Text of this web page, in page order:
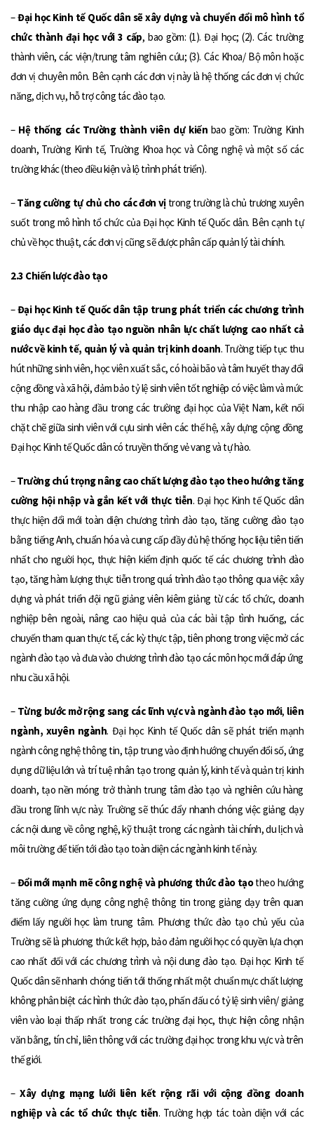
–Đại học Kinh tế Quốc dân sẽ xây dựng và chuyển đổi mô hình tổ
chức thành đại học với 3 cấp, bao gồm: (1). Đại học; (2). Các trường
thành viên, các viện/trung tâm nghiên cứu; (3). Các Khoa/ Bộ môn hoặc
đơn vị chuyên môn. Bên cạnh các đơn vị này là hệ thống các đơn vị chức
năng, dịch vụ, hỗ trợ công tác đào tạo.
– Hệ thống các Trường thành viên dự kiến bao gồm: Trường Kinh
doanh, Trường Kinh tế, Trường Khoa học và Công nghệ và một số các
trường khác (theo điều kiện và lộ trình phát triển).
–Tăng cường tự chủ cho các đơn vị trong trường là chủ trương xuyên
suốt trong mô hình tổ chức của Đại học Kinh tế Quốc dân. Bên cạnh tự
chủ về học thuật, các đơn vị cũng sẽ được phân cấp quản lý tài chính.
2.3 Chiến lược đào tạo
–Đại học Kinh tế Quốc dân tập trung phát triển các chương trình
giáo dục đại học đào tạo nguồn nhân lực chất lượng cao nhất cả
nướcvề kinh tế, quản lý và quản trị kinh doanh. Trường tiếp tục thu
hút những sinh viên, học viên xuất sắc, có hoài bão và tâm huyết thay đổi
cộng đồng và xã hội, đảm bảo tỷ lệ sinh viên tốt nghiệp có việc làm và mức
thu nhập cao hàng đầu trong các trường đại học của Việt Nam, kết nối
chặt chẽ giữa sinh viên với cựu sinh viên các thế hệ, xây dựng cộng đồng
Đại học Kinh tế Quốc dân có truyền thống vẻ vang và tự hào.
–Trường chú trọng nâng cao chất lượng đào tạo theo hướng tăng
cường hội nhập và gắn kết với thực tiễn. Đại học Kinh tế Quốc dân
thực hiện đổi mới toàn diện chương trình đào tạo, tăng cường đào tạo
bằng tiếng Anh, chuẩn hóa và cung cấp đầy đủ hệ thống học liệu tiên tiến
nhất cho người học, thực hiện kiểm định quốc tế các chương trình đào
tạo, tăng hàm lượng thực tiễn trong quá trình đào tạo thông qua việc xây
dựng và phát triển đội ngũ giảng viên kiêm giảng từ các tổ chức, doanh
nghiệp bên ngoài, nâng cao hiệu quả của các bài tập tình huống, các
chuyến tham quan thực tế, các kỳ thực tập, tiên phong trong việc mở các
ngành đào tạo và đưa vào chương trình đào tạo các môn học mới đáp ứng
nhu cầu xã hội.
– Từng bước mở rộng sang các lĩnh vực và ngành đào tạo mới, liên
ngành, xuyên ngành. Đại học Kinh tế Quốc dân sẽ phát triển mạnh
ngành công nghệ thông tin, tập trung vào định hướng chuyển đổi số, ứng
dụng dữ liệu lớn và trí tuệ nhân tạo trong quản lý, kinh tế và quản trị kinh
doanh, tạo nền móng trở thành trung tâm đào tạo và nghiên cứu hàng
đầu trong lĩnh vực này. Trường sẽ thúc đẩy nhanh chóng việc giảng dạy
các nội dung về công nghệ, kỹ thuật trong các ngành tài chính, du lịch và
môi trường để tiến tới đào tạo toàn diện các ngành kinh tế này.
–Đổi mới mạnh mẽ công nghệ và phương thức đào tạotheo hướng
tăng cường ứng dụng công nghệ thông tin trong giảng dạy trên quan
điểm lấy người học làm trung tâm. Phương thức đào tạo chủ yếu của
Trường sẽ là phương thức kết hợp, bảo đảm người học có quyền lựa chọn
cao nhất đối với các chương trình và nội dung đào tạo. Đại học Kinh tế
Quốc dân sẽ nhanh chóng tiến tới thống nhất một chuẩn mực chất lượng
không phân biệt các hình thức đào tạo, phấn đấu có tỷ lệ sinh viên/ giảng
viên vào loại thấp nhất trong các trường đại học, thực hiện công nhận
văn bằng, tín chỉ, liên thông với các trường đại học trong khu vực và trên
thế giới.
– Xây dựng mạng lưới liên kết rộng rãi với cộng đồng doanh
nghiệp và các tổ chức thực tiễn. Trường hợp tác toàn diện với các